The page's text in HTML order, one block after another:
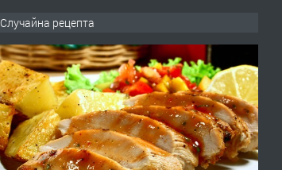
Случайна рецепта